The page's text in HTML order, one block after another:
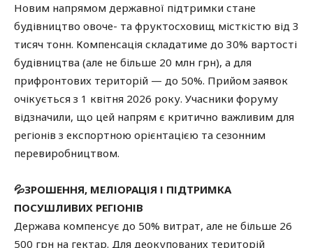
Новим напрямом державної підтримки стане
будівництво овоче- та фруктосховищ місткістю від 3
тисяч тонн. Компенсація складатиме до 30% вартості
будівництва (але не більше 20 млн грн), а для
прифронтових територій — до 50%. Прийом заявок
очікується з 1 квітня 2026 року. Учасники форуму
відзначили, що цей напрям є критично важливим для
регіонів з експортною орієнтацією та сезонним
перевиробництвом.
💦ЗРОШЕННЯ, МЕЛІОРАЦІЯ І ПІДТРИМКА
ПОСУШЛИВИХ РЕГІОНІВ
Держава компенсує до 50% витрат, але не більше 26
500 грн на гектар. Для деокупованих територій